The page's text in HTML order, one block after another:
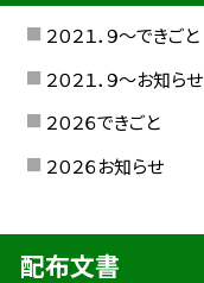
２０２１．９〜できごと
２０２１．９〜お知らせ
２０２６できごと
２０２６お知らせ
配布文書